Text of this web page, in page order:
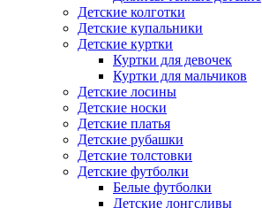
Детские колготки
Детские купальники
Детские куртки
Куртки для девочек
Куртки для мальчиков
Детские лосины
Детские носки
Детские платья
Детские рубашки
Детские толстовки
Детские футболки
Белые футболки
Детские лонгсливы